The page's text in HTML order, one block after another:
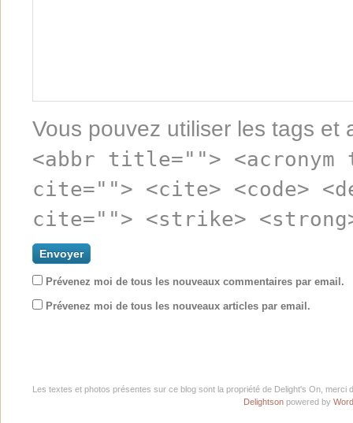
Vous pouvez utiliser les tags et
<abbr title="">
cite=""> <cite> <code>
cite=""> <strike>
Prévenez moi de tous les nouveaux commentaires par email.
Prévenez moi de tous les nouveaux articles par email.
Les textes et photos présentes sur ce blog sont la propriété de Delight's On,
Delightson powered by